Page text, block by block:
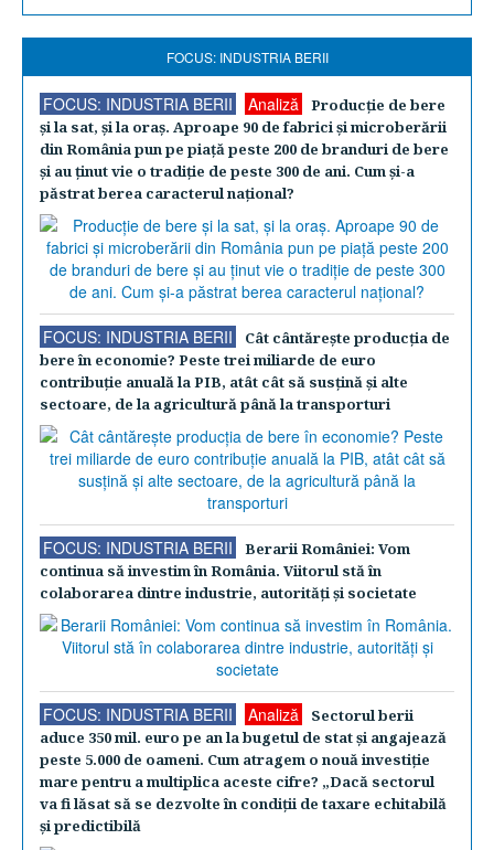
FOCUS: INDUSTRIA BERII
FOCUS: INDUSTRIA BERII Analiză
Producţie de bere
şi la sat, şi la oraş. Aproape 90 de fabrici şi microberării
din România pun pe piaţă peste 200 de branduri de bere
şi au ţinut vie o tradiţie de peste 300 de ani. Cum şi-a
păstrat berea caracterul naţional?
FOCUS: INDUSTRIA BERII
Cât cântăreşte producţia de
bere în economie? Peste trei miliarde de euro
contribuţie anuală la PIB, atât cât să susţină şi alte
sectoare, de la agricultură până la transporturi
FOCUS: INDUSTRIA BERII
Berarii României: Vom
continua să investim în România. Viitorul stă în
colaborarea dintre industrie, autorităţi şi societate
FOCUS: INDUSTRIA BERII Analiză
Sectorul berii
aduce 350 mil. euro pe an la bugetul de stat şi angajează
peste 5.000 de oameni. Cum atragem o nouă investiţie
mare pentru a multiplica aceste cifre? „Dacă sectorul
va fi lăsat să se dezvolte în condiţii de taxare echitabilă
şi predictibilă